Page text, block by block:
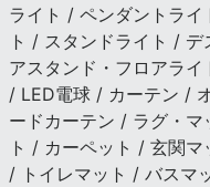
ライト / ペンダントラ
ト / スタンドライト /
アスタンド・フロアラ
/ LED電球 / カーテン /
ードカーテン / ラグ・
ト / カーペット / 玄関
/ トイレマット / バスマ